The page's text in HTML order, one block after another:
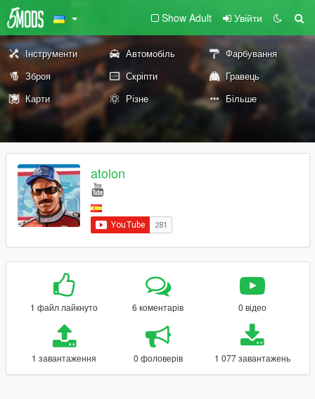
Show Adult Увійти
Інструменти Автомобіль
Фарбування
Зброя
Скріпти
Гравець
Карти
Різне Більше
atolon
1 файл лайкнуто 6 коментарів 0 відео
1 завантаження 0 фоловерів 1 077 завантажень